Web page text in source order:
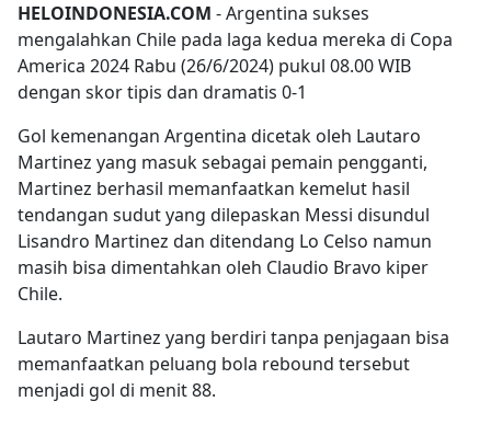
HELOINDONESIA.COM - Argentina sukses
mengalahkan Chile pada laga kedua mereka di Copa
America 2024 Rabu (26/6/2024) pukul 08.00 WIB
dengan skor tipis dan dramatis 0-1
Gol kemenangan Argentina dicetak oleh Lautaro
Martinez yang masuk sebagai pemain pengganti,
Martinez berhasil memanfaatkan kemelut hasil
tendangan sudut yang dilepaskan Messi disundul
Lisandro Martinez dan ditendang Lo Celso namun
masih bisa dimentahkan oleh Claudio Bravo kiper
Chile.
Lautaro Martinez yang berdiri tanpa penjagaan bisa
memanfaatkan peluang bola rebound tersebut
menjadi gol di menit 88.